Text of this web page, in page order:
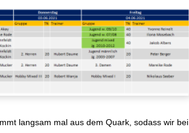
langsam mal aus dem Quark, sodass wir bei